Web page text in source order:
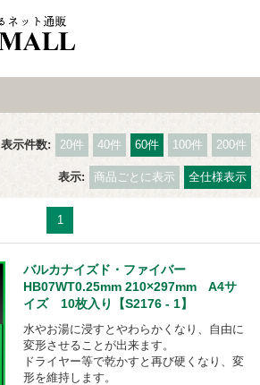
表示件数:
20件 40件 60件 100件 200件
表示: 商品ごとに表示 全仕様表示
1
バルカナイズド・ファイバー
HB07WT0.25mm 210×297mm A4サ
イズ 10枚入り【S2176 - 1】
水やお湯に浸すとやわらかくなり、自由に
変形させることが出来ます。
ドライヤー等で乾かすと再び硬くなり、変
形を維持します。